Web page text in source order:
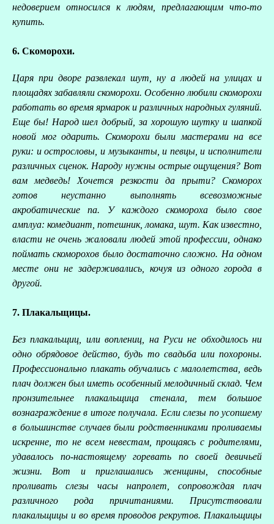
недоверием относился к людям, предлагающим что-то
купить.
6. Скоморохи.
Царя при дворе развлекал шут, ну а людей на улицах и
площадях забавляли скоморохи. Особенно любили скоморохи
работать во время ярмарок и различных народных гуляний.
Еще бы! Народ шел добрый, за хорошую шутку и шапкой
новой мог одарить. Скоморохи были мастерами на все
руки: и острословы, и музыканты, и певцы, и исполнители
различных сценок. Народу нужны острые ощущения? Вот
вам медведь! Хочется резкости да прыти? Скоморох
готов неустанно выполнять всевозможные
акробатические па. У каждого скомороха было свое
амплуа: комедиант, потешник, ломака, шут. Как известно,
власти не очень жаловали людей этой профессии, однако
поймать скоморохов было достаточно сложно. На одном
месте они не задерживались, кочуя из одного города в
другой.
7. Плакальщицы.
Без плакальщиц, или воплениц, на Руси не обходилось ни
одно обрядовое действо, будь то свадьба или похороны.
Профессионально плакать обучались с малолетства, ведь
плач должен был иметь особенный мелодичный склад. Чем
пронзительнее плакальщица стенала, тем большое
вознаграждение в итоге получала. Если слезы по усопшему
в большинстве случаев были родственниками проливаемы
искренне, то не всем невестам, прощаясь с родителями,
удавалось по-настоящему горевать по своей девичьей
жизни. Вот и приглашались женщины, способные
проливать слезы часы напролет, сопровождая плач
различного рода причитаниями. Присутствовали
плакальщицы и во время проводов рекрутов. Плакальщицы